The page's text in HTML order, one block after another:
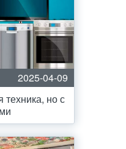
2025-04-09
но с